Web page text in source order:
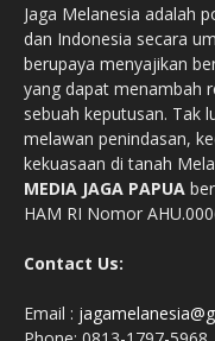
Jaga Melanesia adalah
dan Indonesia secara
berupaya menyajikan
yang dapat menambah
sebuah keputusan. Tak
melawan penindasan,
kekuasaan di tanah
MEDIA JAGA PAPUA
HAM RI Nomor
Contact Us:
Email :